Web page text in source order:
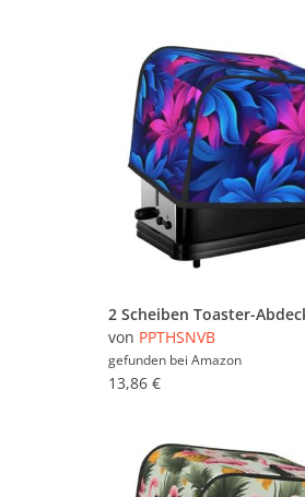
von PPTHSNVB
gefunden bei Amazon
13,86 €